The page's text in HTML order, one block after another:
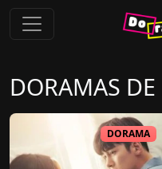
DORAMAS DE
DORAMA